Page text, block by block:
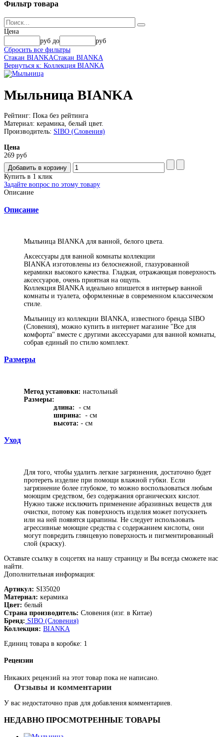
Фильтр товара
Цена
руб до
руб
Сбросить все фильтры
Стакан BIANKAСтакан BIANKA
Вернуться к: Коллекция BIANKA
Мыльница BIANKA
Рейтинг: Пока без рейтинга
Материал: керамика, белый цвет.
Производитель: SIBO (Словения)
Цена
269 руб
Купить в 1 клик
Задайте вопрос по этому товару
Описание
Описание
Мыльница BIANKA для ванной, белого цвета.
Аксессуары для ванной комнаты коллекции
BIANKA изготовлены из белоснежной, глазурованной
керамики высокого качества. Гладкая, отражающая поверхность
аксессуаров, очень приятная на ощупь.
Коллекция BIANKA идеально впишется в интерьер ванной
комнаты и туалета, оформленные в современном классическом
стиле.
Мыльницу из коллекции BIANKA, известного бренда SIBO
(Словения), можно купить в интернет магазине "Все для
комфорта" вместе с другими аксессуарами для ванной комнаты,
собрав единый по стилю комплект.
Размеры
Метод установки: настольный
Размеры:
длина: - см
ширина: - см
высота: - см
Уход
Для того, чтобы удалить легкие загрязнения, достаточно будет
протереть изделие при помощи влажной губки. Если
загрязнение более глубокое, то можно воспользоваться любым
моющим средством, без содержания органических кислот.
Нужно также исключить применение абразивных веществ для
очистки, потому как поверхность изделия может потускнеть
или на ней появятся царапины. Не следует использовать
агрессивные моющие средства с содержанием кислоты, они
могут повредить глянцевую поверхность и пигментированный
слой (краску).
Оставьте ссылку в соцсетях на нашу страницу и Вы всегда сможете нас
найти.
Дополнительная информация:
Артикул: SI35020
Материал: керамика
Цвет: белый
Страна производитель: Словения (изг. в Китае)
Бренд: SIBO (Словения)
Коллекция: BIANKA
Единиц товара в коробке: 1
Рецензии
Никаких рецензий на этот товар пока не написано.
Отзывы и комментарии
У вас недостаточно прав для добавления комментариев.
НЕДАВНО ПРОСМОТРЕННЫЕ ТОВАРЫ